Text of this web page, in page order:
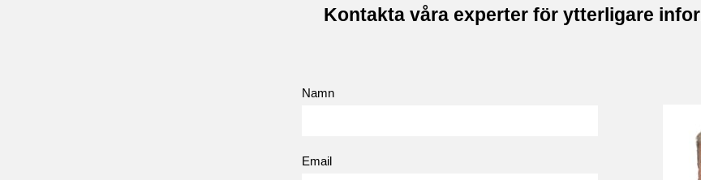
Kontakta våra experter för ytterligare
Namn
Email